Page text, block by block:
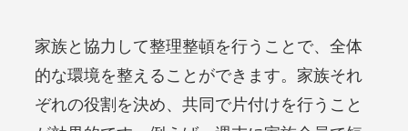
家族と協力して整理整頓を行うことで、全体
的な環境を整えることができます。家族それ
ぞれの役割を決め、共同で片付けを行うこと